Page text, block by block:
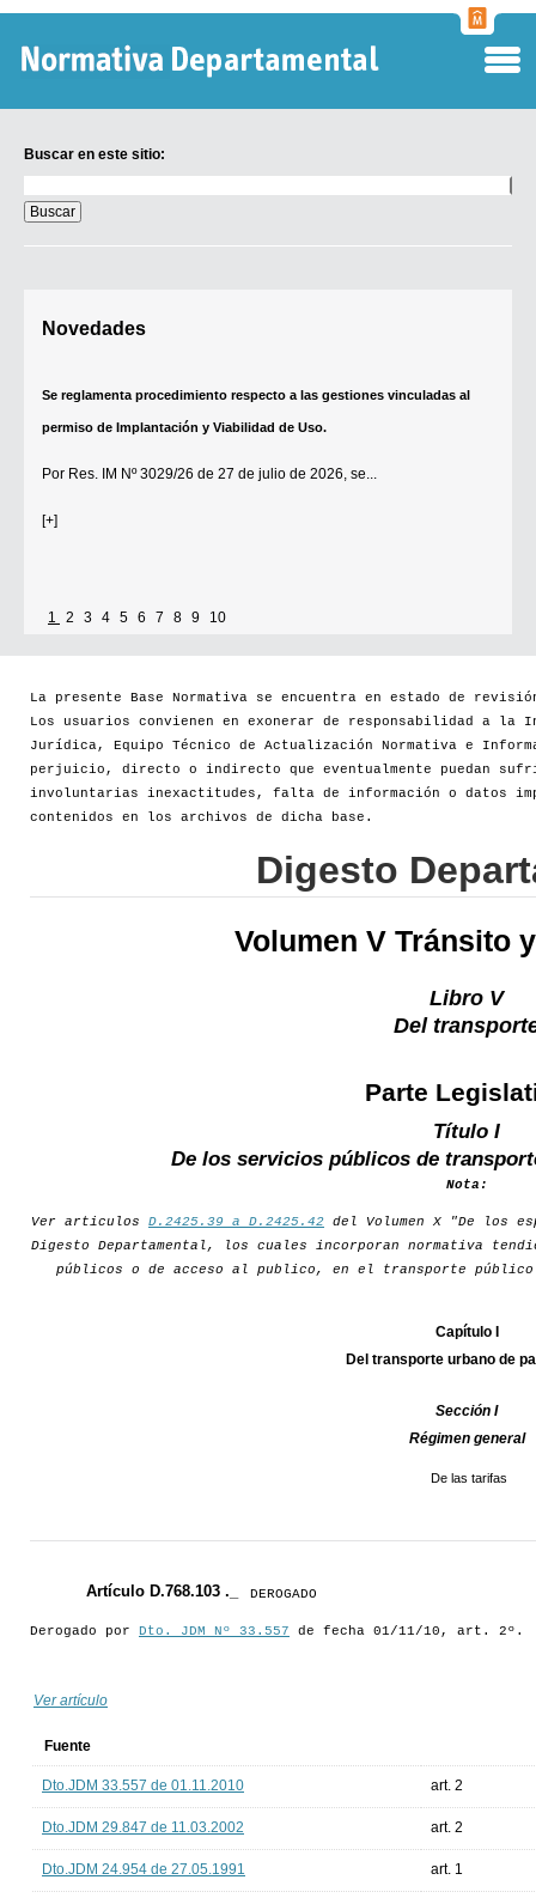
Buscar en este sitio:
en
este
sitio:
Novedades
Se reglamenta procedimiento respecto a las gestiones vinculadas al
permiso de Implantación y Viabilidad de Uso.
Por Res. IM Nº 3029/26 de 27 de julio de 2026, se...
[+]
1 2 3 4 5 6 7 8 9 10
La presente Base Normativa se encuentra en estado de
Los usuarios convienen en exonerar de responsabilidad a la
Jurídica, Equipo Técnico de Actualización Normativa e
perjuicio, directo o indirecto que eventualmente puedan
involuntarias inexactitudes, falta de información o datos
contenidos en los archivos de dicha base.
Digesto
Volumen V Tránsito
Libro V
Del
Parte
Título I
De los servicios públicos de
Nota:
Ver articulos D.2425.39 a D.2425.42 del Volumen X "De los
Digesto Departamental, los cuales incorporan normativa
públicos o de acceso al publico, en el transporte
Capítulo I
Del transporte urbano de
Sección I
Régimen general
De las tarifas
Artículo D.768.103 ._ DEROGADO
Derogado por Dto. JDM Nº 33.557 de fecha 01/11/10, art. 2º.
Ver artículo
Fuente
Dto.JDM 33.557 de 01.11.2010 art. 2
Dto.JDM 29.847 de 11.03.2002 art. 2
Dto.JDM 24.954 de 27.05.1991 art. 1